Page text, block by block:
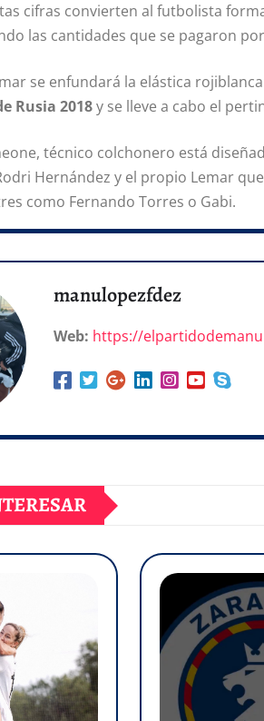
cifras convierten al futbolista
las cantidades que se pagaron
se enfundará la elástica
Rusia 2018y se lleve a cabo el
técnico colchonero está
Hernández y el propio Lemar
como Fernando Torres o Gabi.
manulopezfdez
Web: https://